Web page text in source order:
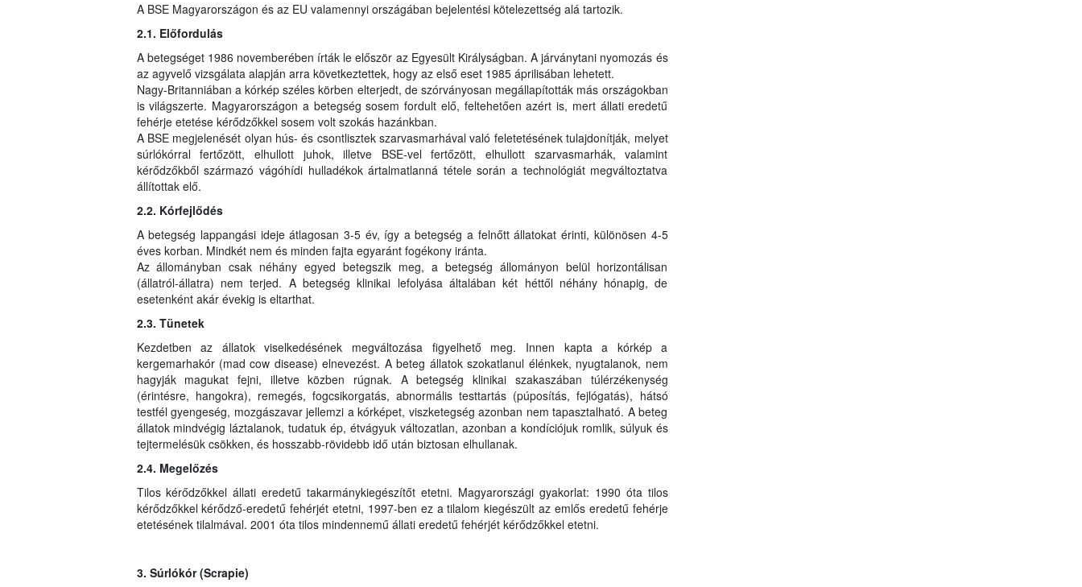
A BSE Magyarországon és az EU valamennyi országában bejelentési kötelezettség alá tartozik.
2.1. Előfordulás
A betegséget 1986 novemberében írták le először az Egyesült Királyságban. A járványtani nyomozás és
az agyvelő vizsgálata alapján arra következtettek, hogy az első eset 1985 áprilisában lehetett.
Nagy-Britanniában a kórkép széles körben elterjedt, de szórványosan megállapították más országokban
is világszerte. Magyarországon a betegség sosem fordult elő, feltehetően azért is, mert állati eredetű
fehérje etetése kérődzőkkel sosem volt szokás hazánkban.
A BSE megjelenését olyan hús- és csontlisztek szarvasmarhával való feletetésének tulajdonítják, melyet
súrlókórral fertőzött, elhullott juhok, illetve BSE-vel fertőzött, elhullott szarvasmarhák, valamint
kérődzőkből származó vágóhídi hulladékok ártalmatlanná tétele során a technológiát megváltoztatva
állítottak elő.
2.2. Kórfejlődés
A betegség lappangási ideje átlagosan 3-5 év, így a betegség a felnőtt állatokat érinti, különösen 4-5
éves korban. Mindkét nem és minden fajta egyaránt fogékony iránta.
Az állományban csak néhány egyed betegszik meg, a betegség állományon belül horizontálisan
(állatról-állatra) nem terjed. A betegség klinikai lefolyása általában két héttől néhány hónapig, de
esetenként akár évekig is eltarthat.
2.3. Tünetek
Kezdetben az állatok viselkedésének megváltozása figyelhető meg. Innen kapta a kórkép a
kergemarhakór (mad cow disease) elnevezést. A beteg állatok szokatlanul élénkek, nyugtalanok, nem
hagyják magukat fejni, illetve közben rúgnak. A betegség klinikai szakaszában túlérzékenység
(érintésre, hangokra), remegés, fogcsikorgatás, abnormális testtartás (púposítás, fejlógatás), hátsó
testfél gyengeség, mozgászavar jellemzi a kórképet, viszketegség azonban nem tapasztalható. A beteg
állatok mindvégig láztalanok, tudatuk ép, étvágyuk változatlan, azonban a kondíciójuk romlik, súlyuk és
tejtermelésük csökken, és hosszabb-rövidebb idő után biztosan elhullanak.
2.4. Megelőzés
Tilos kérődzőkkel állati eredetű takarmánykiegészítőt etetni. Magyarországi gyakorlat: 1990 óta tilos
kérődzőkkel kérődző-eredetű fehérjét etetni, 1997-ben ez a tilalom kiegészült az emlős eredetű fehérje
etetésének tilalmával. 2001 óta tilos mindennemű állati eredetű fehérjét kérődzőkkel etetni.
3. Súrlókór (Scrapie)